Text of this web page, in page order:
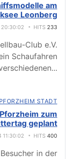
am
Leonberg
HITS 233
Club e.V.
Schaufahren
...
PFORZHEIM STADT
zum
geplant
HITS 400
in der